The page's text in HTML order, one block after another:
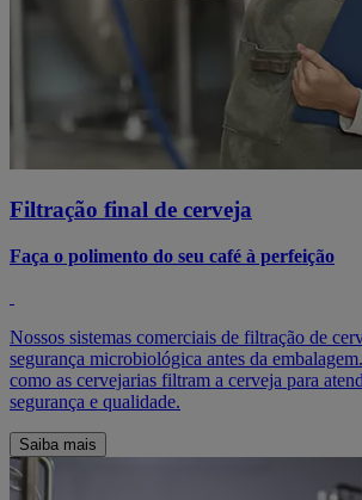
Filtração final de cerveja
Faça o polimento do seu café à perfeição
Nossos sistemas comerciais de filtração de
segurança microbiológica antes da
como as cervejarias filtram a cerveja para
segurança e qualidade.
Saiba mais